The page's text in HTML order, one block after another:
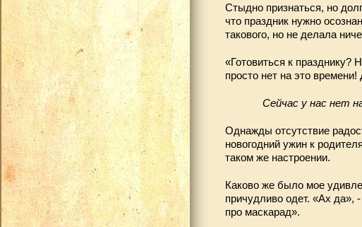
Стыдно признаться, но
что праздник нужно
такового, но не делала
«Готовиться к празднику?
просто нет на это
Сейчас у нас нет
Однажды отсутствие
новогодний ужин к
таком же настроении.
Каково же было мое
причудливо одет. «Ах да»,
про маскарад».